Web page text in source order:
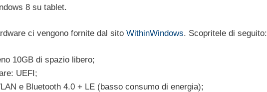
8 su tablet.
ci vengono fornite dal sito WithinWindows. Scopritele di seguito:
10GB di spazio libero;
UEFI;
e Bluetooth 4.0 + LE (basso consumo di energia);